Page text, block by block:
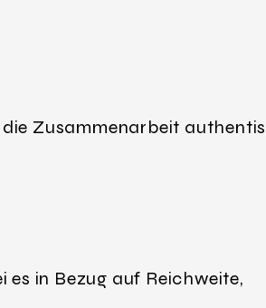
Zusammenarbeit
es in Bezug auf Reichweite,